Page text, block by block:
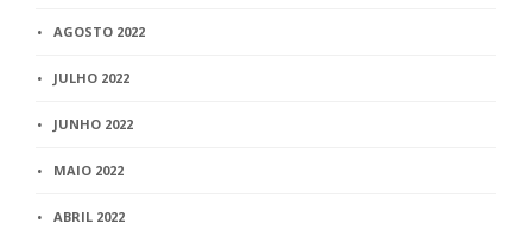
AGOSTO 2022
JULHO 2022
JUNHO 2022
MAIO 2022
ABRIL 2022